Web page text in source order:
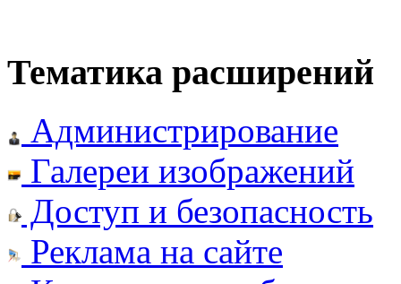
Тематика расширений
Администрирование
Галереи изображений
Доступ и безопасность
Реклама на сайте